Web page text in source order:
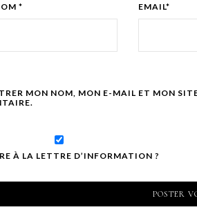
* EMAIL*
MON NOM, MON E-MAIL ET MON
À LA LETTRE D’INFORMATION ?